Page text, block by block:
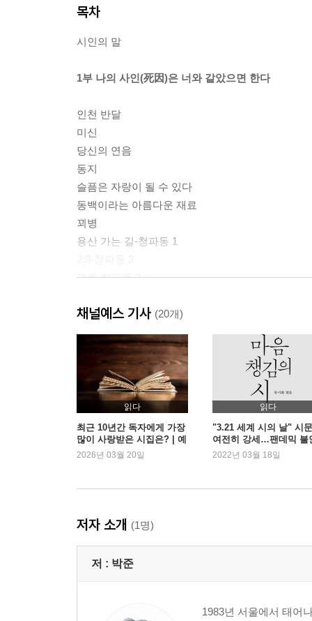
목차
시인의 말
1부 나의 사인(死因)은 너와 같았으면 한다
인천 반달
미신
당신의 연음
동지
슬픔은 자랑이 될 수 있다
동백이라는 아름다운 재료
꾀병
용산 가는 길-청파동 1
관음-청파동 3
光
나의 사인(死因)은 너와 같았으면 한다
태백중앙병원
2부 옷보다 못이 많았다
지금은 우리가
미인처럼 잠드는 봄날
유월의 독서
환절기
낙(落)
오래된 유원지
채널예스 기사 (20개)
읽다
최근 10년간 독자에게 가장
많이 사랑받은 시집은? | 예
스24
2026년 03월 20일
읽다
"3.21 세계 시의 날" 시
여전히 강세…팬데믹 불
속 시집 판매 증가
2022년 03월 18일
저자 소개 (1명)
저 : 박준
1983년 서울에서 태어